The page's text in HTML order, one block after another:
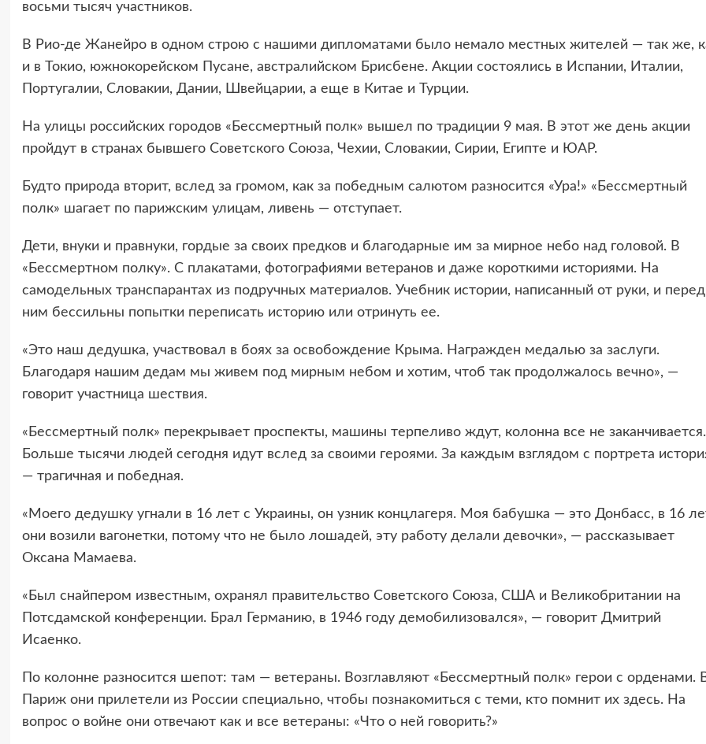
восьми тысяч участников.
В Рио-де Жанейро в одном строю с нашими дипломатами было немало местных жителей — так же,
и в Токио, южнокорейском Пусане, австралийском Брисбене. Акции состоялись в Испании, Италии,
Португалии, Словакии, Дании, Швейцарии, а еще в Китае и Турции.
На улицы российских городов «Бессмертный полк» вышел по традиции 9 мая. В этот же день акции
пройдут в странах бывшего Советского Союза, Чехии, Словакии, Сирии, Египте и ЮАР.
Будто природа вторит, вслед за громом, как за победным салютом разносится «Ура!» «Бессмертный
полк» шагает по парижским улицам, ливень — отступает.
Дети, внуки и правнуки, гордые за своих предков и благодарные им за мирное небо над головой. В
«Бессмертном полку». С плакатами, фотографиями ветеранов и даже короткими историями. На
самодельных транспарантах из подручных материалов. Учебник истории, написанный от руки, и перед
ним бессильны попытки переписать историю или отринуть ее.
«Это наш дедушка, участвовал в боях за освобождение Крыма. Награжден медалью за заслуги.
Благодаря нашим дедам мы живем под мирным небом и хотим, чтоб так продолжалось вечно», —
говорит участница шествия.
«Бессмертный полк» перекрывает проспекты, машины терпеливо ждут, колонна все не заканчивается.
Больше тысячи людей сегодня идут вслед за своими героями. За каждым взглядом с портрета
— трагичная и победная.
«Моего дедушку угнали в 16 лет с Украины, он узник концлагеря. Моя бабушка — это Донбасс, в 16
они возили вагонетки, потому что не было лошадей, эту работу делали девочки», — рассказывает
Оксана Мамаева.
«Был снайпером известным, охранял правительство Советского Союза, США и Великобритании на
Потсдамской конференции. Брал Германию, в 1946 году демобилизовался», — говорит Дмитрий
Исаенко.
По колонне разносится шепот: там — ветераны. Возглавляют «Бессмертный полк» герои с орденами.
Париж они прилетели из России специально, чтобы познакомиться с теми, кто помнит их здесь. На
вопрос о войне они отвечают как и все ветераны: «Что о ней говорить?»